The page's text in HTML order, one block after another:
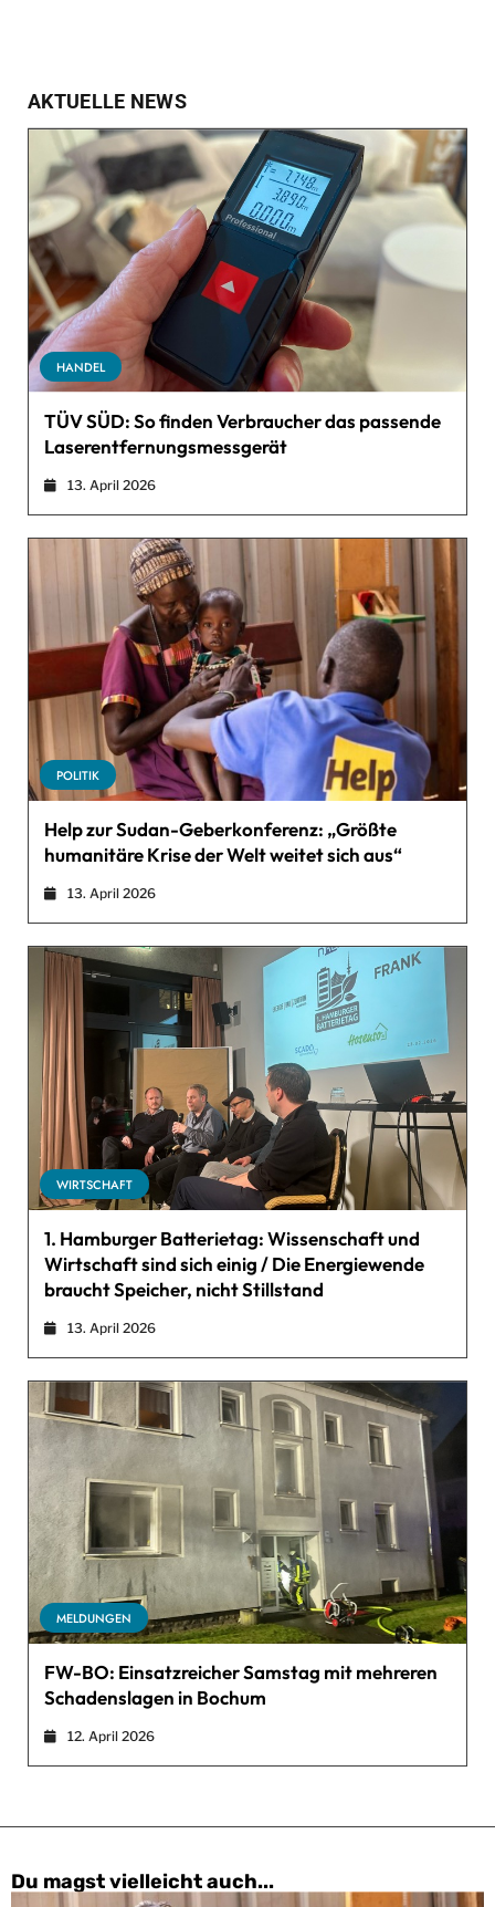
AKTUELLE NEWS
HANDEL
TÜV SÜD: So finden Verbraucher das passende
Laserentfernungsmessgerät
13. April 2026
POLITIK
Help zur Sudan-Geberkonferenz: „Größte
humanitäre Krise der Welt weitet sich aus“
13. April 2026
WIRTSCHAFT
1. Hamburger Batterietag: Wissenschaft und
Wirtschaft sind sich einig / Die Energiewende
braucht Speicher, nicht Stillstand
13. April 2026
MELDUNGEN
FW-BO: Einsatzreicher Samstag mit mehreren
Schadenslagen in Bochum
12. April 2026
Du magst vielleicht auch...